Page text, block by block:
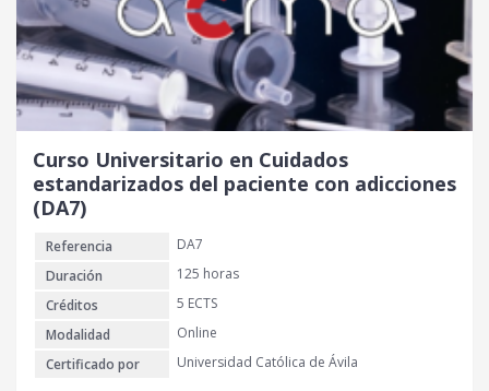
Curso Universitario en Cuidados
estandarizados del paciente con adicciones
(DA7)
Referencia
DA7
Duración
125 horas
Créditos
5 ECTS
Modalidad
Online
Certificado por
Universidad Católica de Ávila